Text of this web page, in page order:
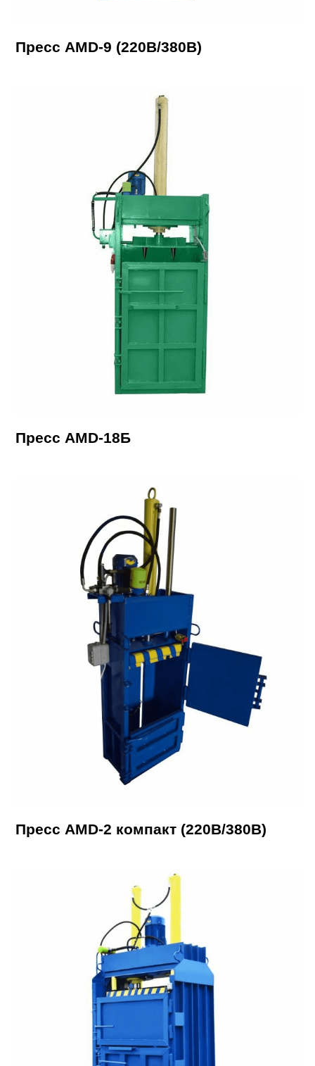
Пресс AMD-9 (220В/380В)
Пресс AMD-18Б
Пресс AMD-2 компакт (220В/380В)